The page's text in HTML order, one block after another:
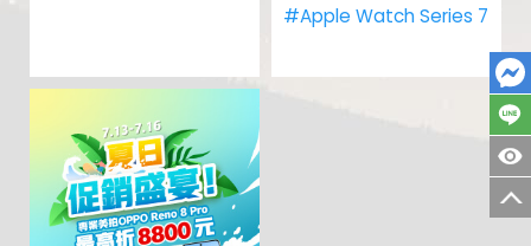
#Apple Watch Series 7